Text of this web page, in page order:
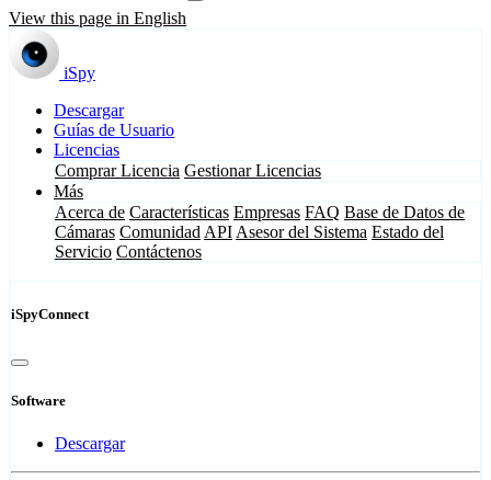
View this page in English
iSpy
Descargar
Guías de Usuario
Licencias
Comprar Licencia Gestionar Licencias
Más
Acerca de Características Empresas FAQ Base de Datos de
Cámaras Comunidad API Asesor del Sistema Estado del
Servicio Contáctenos
iSpyConnect
Software
Descargar